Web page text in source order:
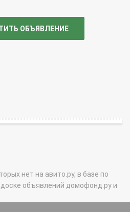
ОБЪЯВЛЕНИЕ
нет на авито.ру, в базе по
объявлений домофонд.ру и